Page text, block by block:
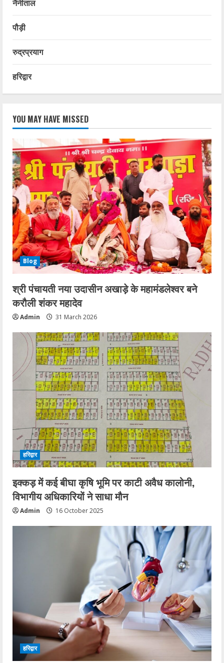
नैनीताल
पौड़ी
रुद्रप्रयाग
हरिद्वार
YOU MAY HAVE MISSED
Blog
श्री पंचायती नया उदासीन अखाड़े के महामंडलेश्वर बने
करौली शंकर महादेव
Admin 31 March 2026
हरिद्वार
इक्कड़ में कई बीघा कृषि भूमि पर काटी अवैध कालोनी,
विभागीय अधिकारियों ने साधा मौन
Admin 16 October 2025
हरिद्वार